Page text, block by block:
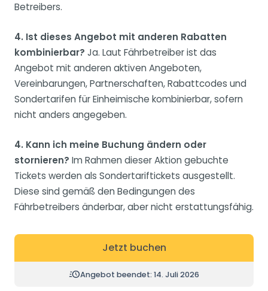
Betreibers.
4. Ist dieses Angebot mit anderen Rabatten
kombinierbar? Ja. Laut Fährbetreiber ist das
Angebot mit anderen aktiven Angeboten,
Vereinbarungen, Partnerschaften, Rabattcodes und
Sondertarifen für Einheimische kombinierbar, sofern
nicht anders angegeben.
4. Kann ich meine Buchung ändern oder
stornieren? Im Rahmen dieser Aktion gebuchte
Tickets werden als Sondertariftickets ausgestellt.
Diese sind gemäß den Bedingungen des
Fährbetreibers änderbar, aber nicht erstattungsfähig.
Jetzt buchen
Angebot beendet: 14. Juli 2026